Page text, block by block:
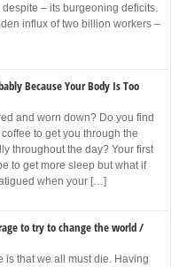
– its burgeoning deficits.
influx of two billion workers –
Because Your Body Is Too
and worn down? Do you find
to get you through the
throughout the day? Your first
to get more sleep but what if
when your […]
to try to change the world /
is that we all must die. Having